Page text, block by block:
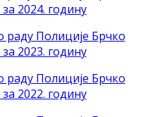
2024. годину
раду Полиције Брчко
2023. годину
раду Полиције Брчко
2022. годину